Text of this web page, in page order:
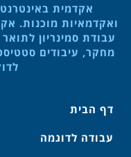
אקדמית
ואקדמאיות מוכנות.
עבודת סמינריון
מחקר, עיבודים
דף הבית
עבודה לדוגמה